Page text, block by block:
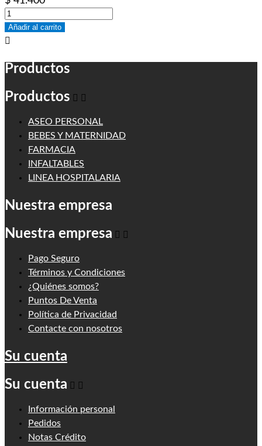
Añadir al carrito
Productos
Productos
ASEO PERSONAL
BEBES Y MATERNIDAD
FARMACIA
INFALTABLES
LINEA HOSPITALARIA
Nuestra empresa
Nuestra empresa
Pago Seguro
Términos y Condiciones
¿Quiénes somos?
Puntos De Venta
Política de Privacidad
Contacte con nosotros
Su cuenta
Su cuenta
Información personal
Pedidos
Notas Crédito